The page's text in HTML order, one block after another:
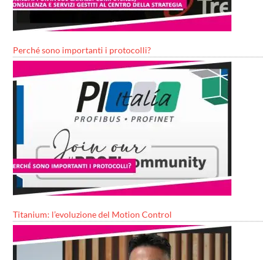
Perché sono importanti i protocolli?
Titanium: l’evoluzione del Motion Control